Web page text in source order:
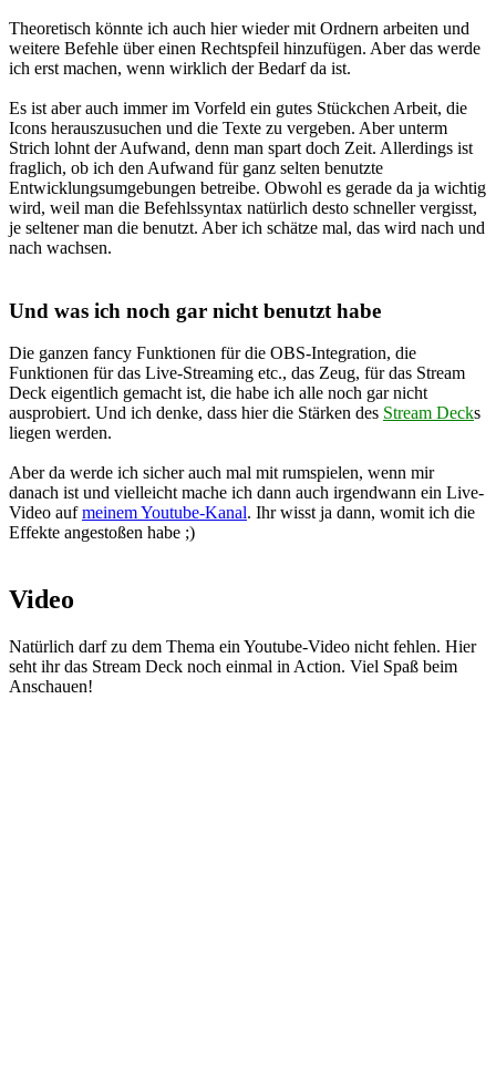
Theoretisch könnte ich auch hier wieder mit Ordnern arbeiten und
weitere Befehle über einen Rechtspfeil hinzufügen. Aber das werde
ich erst machen, wenn wirklich der Bedarf da ist.
Es ist aber auch immer im Vorfeld ein gutes Stückchen Arbeit, die
Icons herauszusuchen und die Texte zu vergeben. Aber unterm
Strich lohnt der Aufwand, denn man spart doch Zeit. Allerdings ist
fraglich, ob ich den Aufwand für ganz selten benutzte
Entwicklungsumgebungen betreibe. Obwohl es gerade da ja wichtig
wird, weil man die Befehlssyntax natürlich desto schneller vergisst,
je seltener man die benutzt. Aber ich schätze mal, das wird nach und
nach wachsen.
Und was ich noch gar nicht benutzt habe
Die ganzen fancy Funktionen für die OBS-Integration, die
Funktionen für das Live-Streaming etc., das Zeug, für das Stream
Deck eigentlich gemacht ist, die habe ich alle noch gar nicht
ausprobiert. Und ich denke, dass hier die Stärken des Stream Decks
liegen werden.
Aber da werde ich sicher auch mal mit rumspielen, wenn mir
danach ist und vielleicht mache ich dann auch irgendwann ein Live-
Video aufmeinem Youtube-Kanal. Ihr wisst ja dann, womit ich die
Effekte angestoßen habe ;)
Video
Natürlich darf zu dem Thema ein Youtube-Video nicht fehlen. Hier
seht ihr das Stream Deck noch einmal in Action. Viel Spaß beim
Anschauen!